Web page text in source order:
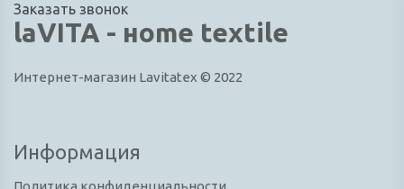
Заказать звонок
laVITA - нome textile
Интернет-магазин Lavitatex © 2022
Информация
Политика конфиденциальности